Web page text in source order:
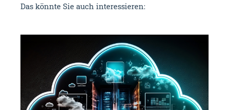
Das könnte Sie auch interessieren: